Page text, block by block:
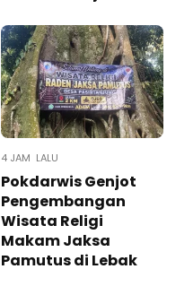
4 JAM LALU
Pokdarwis Genjot
Pengembangan
Wisata Religi
Makam Jaksa
Pamutus di Lebak